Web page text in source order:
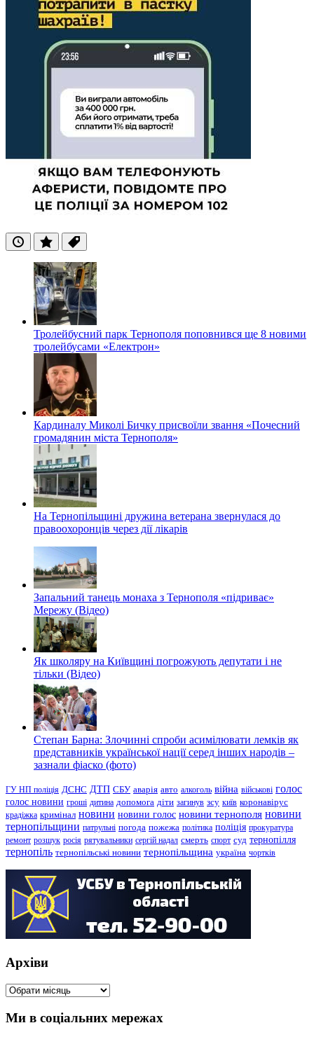
ОстанніПопулярні
Теги
Тролейбусний парк Тернополя поповнився ще 8 новими
тролейбусами «Електрон»
Кардиналу Миколі Бичку присвоїли звання «Почесний
громадянин міста Тернополя»
На Тернопільщині дружина ветерана звернулася до
правоохоронців через дії лікарів
Запальний танець монаха з Тернополя «підриває»
Мережу (Відео)
Як школяру на Київщині погрожують депутати і не
тільки (Відео)
Степан Барна: Злочинні спроби асимілювати лемків як
представників української нації серед інших народів –
зазнали фіаско (фото)
ГУ НП поліція ДСНС ДТП СБУ аварія авто алкоголь війна військові голос
голос новини гроші дитина допомога діти загинув зсу київ коронавірус
крадіжка кримінал новини новини голос новини тернополя новини
тернопільщини патрульні погода пожежа політика поліція прокуратура
ремонт розшук росія рятувальники сергій надал смерть спорт суд тернопілля
тернопіль тернопільські новини тернопільщина україна чортків
Архіви
Архіви
Ми в соціальних мережах